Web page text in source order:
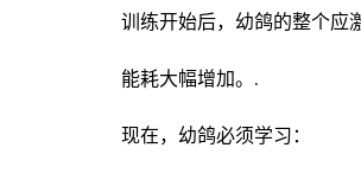
训练开始后，幼鸽的整个应
能耗大幅增加。.
现在，幼鸽必须学习：